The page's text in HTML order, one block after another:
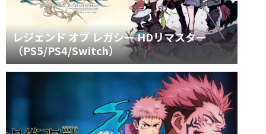
レジェンド オブ レガシー HDリマスター
（PS5/PS4/Switch）